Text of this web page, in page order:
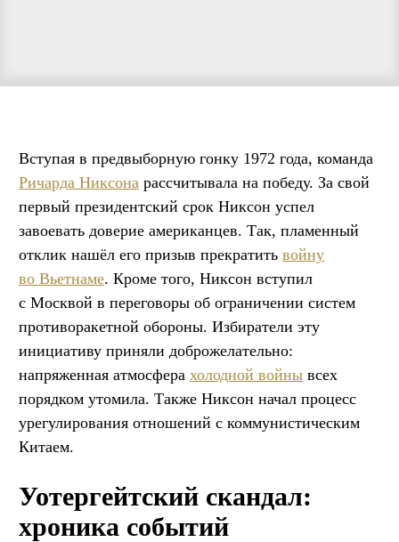
Вступая в предвыборную гонку 1972 года, команда
Ричарда Никсона рассчитывала на победу. За свой
первый президентский срок Никсон успел
завоевать доверие американцев. Так, пламенный
отклик нашёл его призыв прекратить войну
во Вьетнаме. Кроме того, Никсон вступил
с Москвой в переговоры об ограничении систем
противоракетной обороны. Избиратели эту
инициативу приняли доброжелательно:
напряженная атмосфера холодной войны всех
порядком утомила. Также Никсон начал процесс
урегулирования отношений с коммунистическим
Китаем.
Уотергейтский скандал:
хроника событий